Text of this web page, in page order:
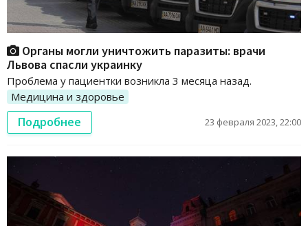
Органы могли уничтожить паразиты: врачи
Львова спасли украинку
Проблема у пациентки возникла 3 месяца назад.
Медицина и здоровье
Подробнее 23 февраля 2023, 22:00